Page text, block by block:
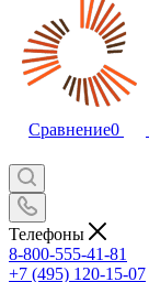
Сравнение0
Телефоны
8-800-555-41-81
+7 (495) 120-15-07